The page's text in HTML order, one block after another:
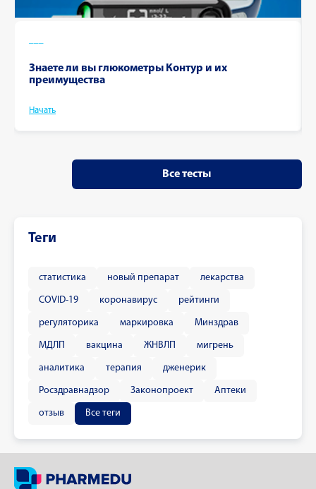
Знаете ли вы глюкометры Контур и их
преимущества
Начать
Все тесты
Теги
статистика новый препарат лекарства
COVID-19 коронавирус рейтинги
регуляторика маркировка Минздрав
МДЛП вакцина ЖНВЛП мигрень
аналитика терапия дженерик
Росздравнадзор Законопроект Аптеки
отзыв Все теги